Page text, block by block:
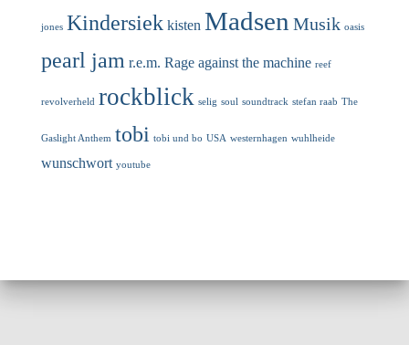
jones Kindersiek kisten Madsen Musik oasis
pearl jam r.e.m. Rage against the machine reef
revolverheld rockblick selig soul soundtrack stefan raab The
Gaslight Anthem tobi tobi und bo USA westernhagen wuhlheide
wunschwort youtube